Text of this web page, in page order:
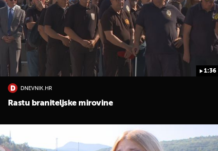
1:36
DNEVNIK.HR
Rastu braniteljske mirovine